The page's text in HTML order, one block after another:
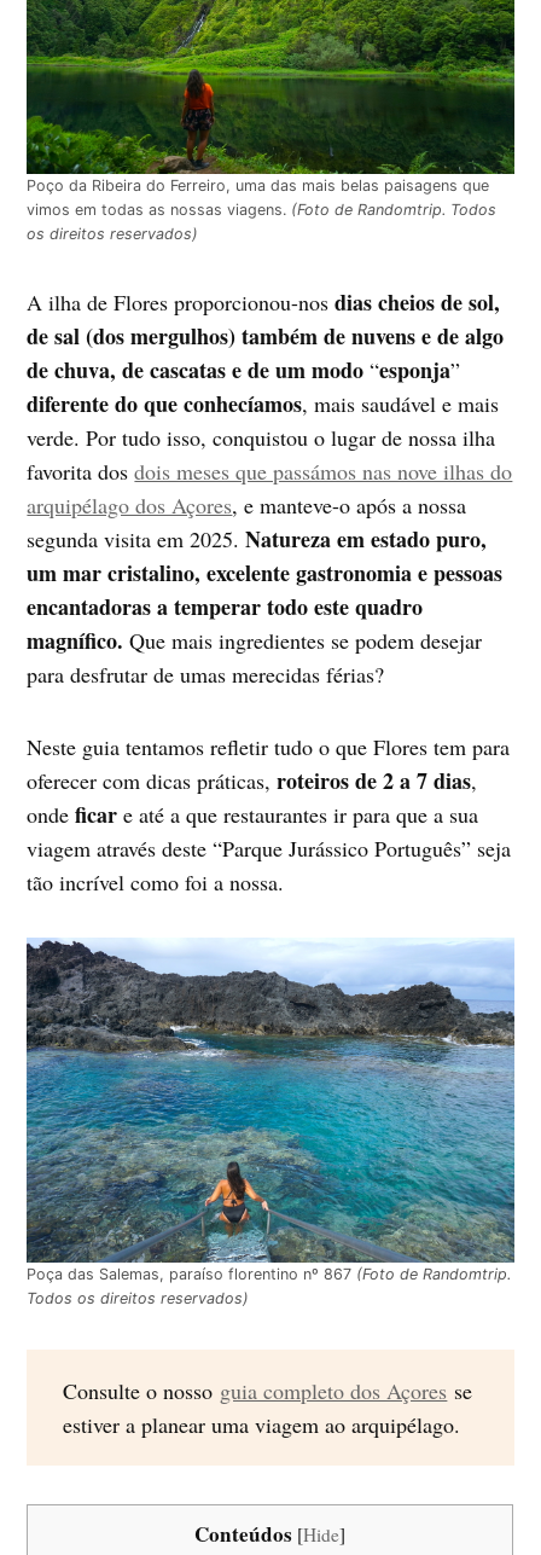
Poço da Ribeira do Ferreiro, uma das mais belas paisagens que
vimos em todas as nossas viagens. (Foto de Randomtrip. Todos
os direitos reservados)
A ilha de Flores proporcionou-nosdias cheios de sol,
de sal (dos mergulhos) também de nuvens e de algo
de chuva, de cascatas e de um modo “esponja”
diferente do que conhecíamos, mais saudável e mais
verde. Por tudo isso, conquistou o lugar de nossa ilha
favorita dosdois meses que passámos nas nove ilhas do
arquipélago dos Açores, e manteve-o após a nossa
segunda visita em 2025.Natureza em estado puro,
um mar cristalino, excelente gastronomia e pessoas
encantadoras a temperar todo este quadro
magnífico. Que mais ingredientes se podem desejar
para desfrutar de umas merecidas férias?
Neste guia tentamos refletir tudo o que Flores tem para
oferecer com dicas práticas,roteiros de 2 a 7 dias,
ondeficar e até a que restaurantes ir para que a sua
viagem através deste “Parque Jurássico Português” seja
tão incrível como foi a nossa.
Poça das Salemas, paraíso florentino nº 867 (Foto de Randomtrip.
Todos os direitos reservados)
Consulte o nosso guia completo dos Açores se
estiver a planear uma viagem ao arquipélago.
Conteúdos [Hide]